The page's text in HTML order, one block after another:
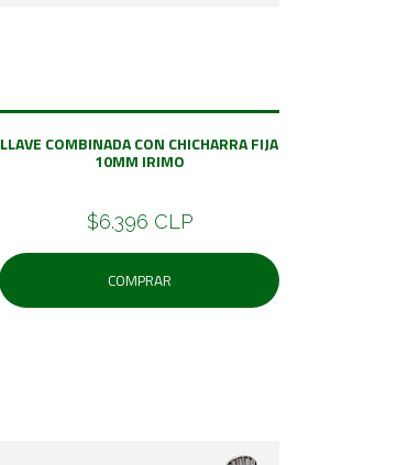
LLAVE COMBINADA CON CHICHARRA FIJA
10MM IRIMO
$6.396 CLP
COMPRAR